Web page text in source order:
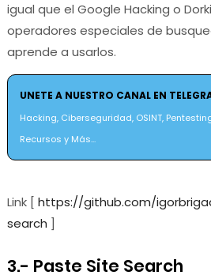
igual que el Google Hacking o
operadores especiales de
aprende a usarlos.
UNETE A NUESTRO CANAL EN
Hacking, Ciberseguridad, OSINT,
Recursos y Más...
Link [ https://github.com/
search ]
3.- Paste Site Search